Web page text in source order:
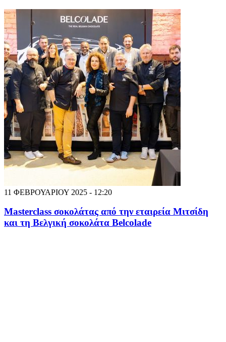
11 ΦΕΒΡΟΥΑΡΙΟΥ 2025 - 12:20
Masterclass σοκολάτας από την εταιρεία Μιτσίδη
και τη Βελγική σοκολάτα Belcolade